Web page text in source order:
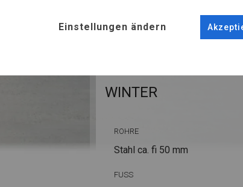
WINTER
ROHRE
Stahl ca. fi 50 mm
FUSS
Einstellungen ändern